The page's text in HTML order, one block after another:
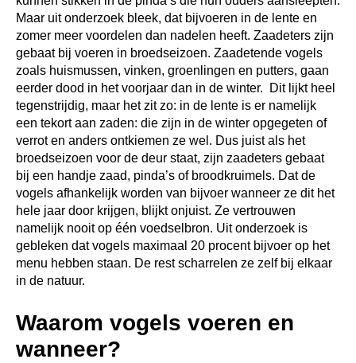
Maar uit onderzoek bleek, dat bijvoeren in de lente en
zomer meer voordelen dan nadelen heeft. Zaadeters zijn
gebaat bij voeren in broedseizoen. Zaadetende vogels
zoals huismussen, vinken, groenlingen en putters, gaan
eerder dood in het voorjaar dan in de winter. Dit lijkt heel
tegenstrijdig, maar het zit zo: in de lente is er namelijk
een tekort aan zaden: die zijn in de winter opgegeten of
verrot en anders ontkiemen ze wel. Dus juist als het
broedseizoen voor de deur staat, zijn zaadeters gebaat
bij een handje zaad, pinda’s of broodkruimels. Dat de
vogels afhankelijk worden van bijvoer wanneer ze dit het
hele jaar door krijgen, blijkt onjuist. Ze vertrouwen
namelijk nooit op één voedselbron. Uit onderzoek is
gebleken dat vogels maximaal 20 procent bijvoer op het
menu hebben staan. De rest scharrelen ze zelf bij elkaar
in de natuur.
Waarom vogels voeren en
wanneer?